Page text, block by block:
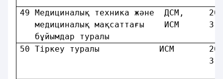
49 Медициналық техника және  ДСМ,
медициналық мақсаттағы    ИСМ
бұйымдар туралы
50 Тiркеу туралы            ИСМ
3-тоқсан